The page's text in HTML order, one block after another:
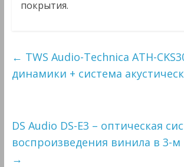
покрытия.
← TWS Audio-Technica ATH-
динамики + система
DS Audio DS-E3 – оптическая
воспроизведения винила в 3-
→